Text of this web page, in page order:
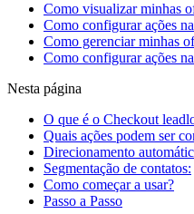
Como visualizar minhas
Como configurar ações
Como gerenciar minhas
Como configurar ações
Nesta página
O que é o Checkout
Quais ações podem ser
Direcionamento
Segmentação de contatos:
Como começar a usar?
Passo a Passo